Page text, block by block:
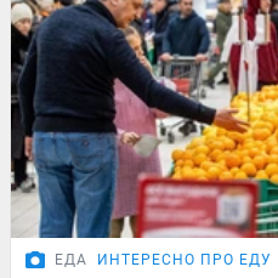
ЕДА ИНТЕРЕСНО ПРО ЕДУ